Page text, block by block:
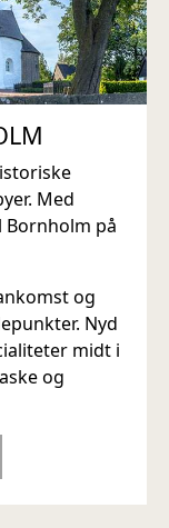
Med
på
og
Nyd
midt i
og